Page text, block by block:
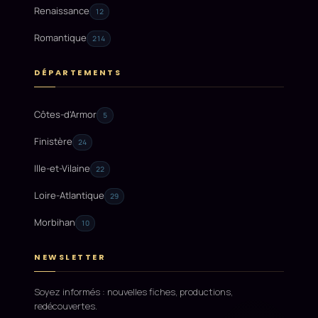
Renaissance 12
Romantique 214
DÉPARTEMENTS
Côtes-d'Armor 5
Finistère 24
Ille-et-Vilaine 22
Loire-Atlantique 29
Morbihan 10
NEWSLETTER
Soyez informés : nouvelles fiches, productions,
redécouvertes.